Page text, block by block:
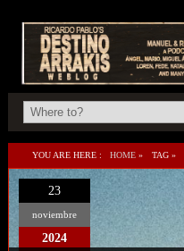
YOU ARE HERE : HOME » TAG »
23
noviembre
2024